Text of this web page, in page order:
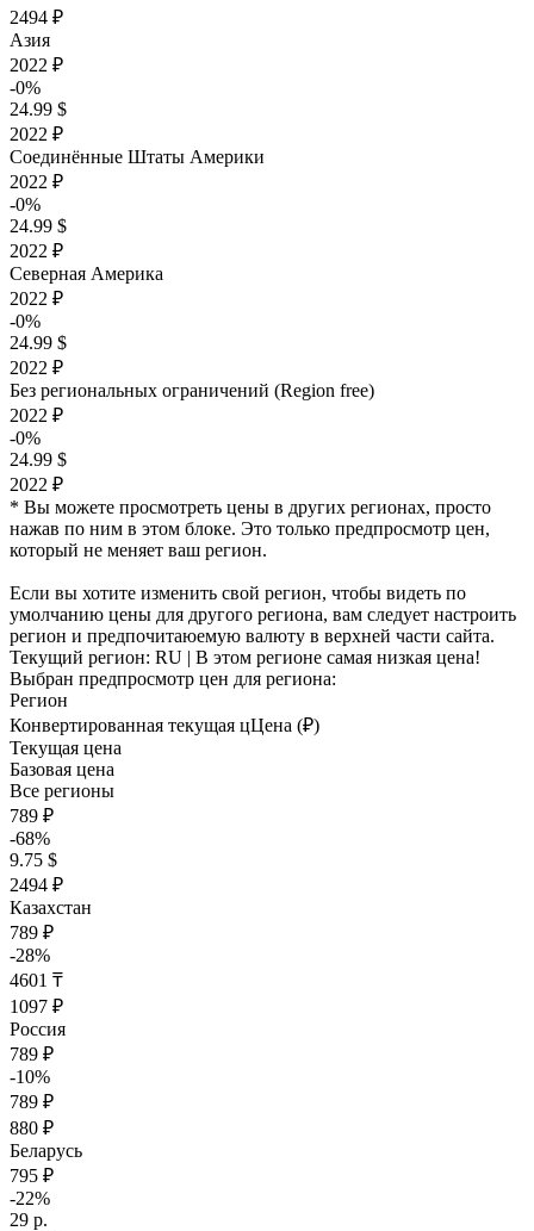
2494 ₽
Азия
2022 ₽
-0%
24.99 $
2022 ₽
Соединённые Штаты Америки
2022 ₽
-0%
24.99 $
2022 ₽
Северная Америка
2022 ₽
-0%
24.99 $
2022 ₽
Без региональных ограничений (Region free)
2022 ₽
-0%
24.99 $
2022 ₽
* Вы можете просмотреть цены в других регионах, просто
нажав по ним в этом блоке. Это только предпросмотр цен,
который не меняет ваш регион.
Если вы хотите изменить свой регион, чтобы видеть по
умолчанию цены для другого региона, вам следует настроить
регион и предпочитаюемую валюту в верхней части сайта.
Текущий регион: RU | В этом регионе самая низкая цена!
Выбран предпросмотр цен для региона:
Регион
Конвертированная текущая цЦена (₽)
Текущая цена
Базовая цена
Все регионы
789 ₽
-68%
9.75 $
2494 ₽
Казахстан
789 ₽
-28%
4601 ₸
1097 ₽
Россия
789 ₽
-10%
789 ₽
880 ₽
Беларусь
795 ₽
-22%
29 р.